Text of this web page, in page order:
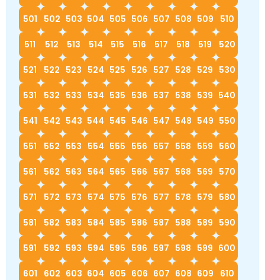
501 502 503 504 505 506 507 508 509 510
511 512 513 514 515 516 517 518 519 520
521 522 523 524 525 526 527 528 529 530
531 532 533 534 535 536 537 538 539 540
541 542 543 544 545 546 547 548 549 550
551 552 553 554 555 556 557 558 559 560
561 562 563 564 565 566 567 568 569 570
571 572 573 574 575 576 577 578 579 580
581 582 583 584 585 586 587 588 589 590
591 592 593 594 595 596 597 598 599 600
601 602 603 604 605 606 607 608 609 610